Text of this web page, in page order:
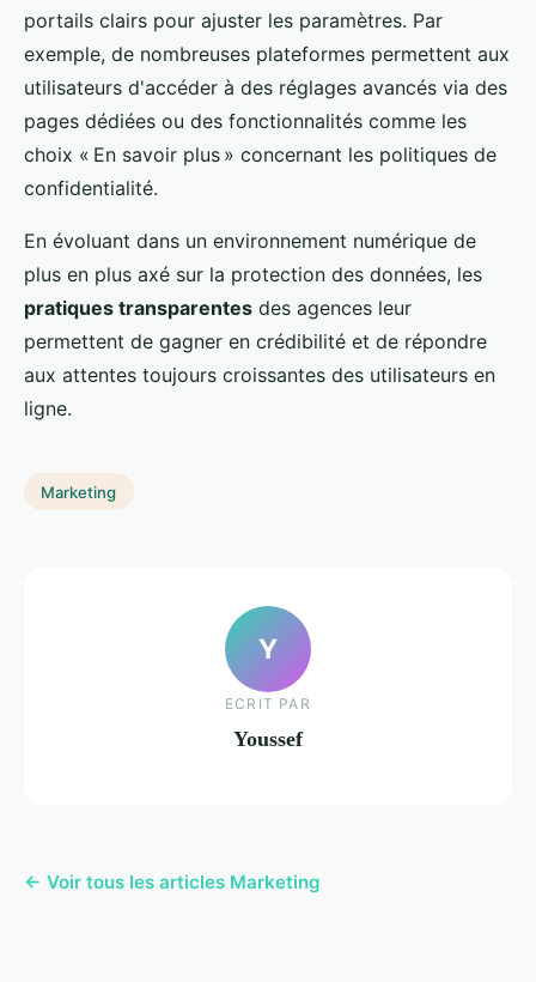
portails clairs pour ajuster les paramètres. Par
exemple, de nombreuses plateformes permettent aux
utilisateurs d'accéder à des réglages avancés via des
pages dédiées ou des fonctionnalités comme les
choix « En savoir plus » concernant les politiques de
confidentialité.
En évoluant dans un environnement numérique de
plus en plus axé sur la protection des données, les
pratiques transparentes des agences leur
permettent de gagner en crédibilité et de répondre
aux attentes toujours croissantes des utilisateurs en
ligne.
Marketing
Y
ECRIT PAR
Youssef
← Voir tous les articles Marketing